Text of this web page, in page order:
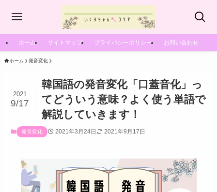
ホーム サイトマップ プライバシーポリシー お問い合わせ
ホーム 発音変化
韓国語の発音変化「口蓋音化」っ
てどういう意味？よく使う単語で
解説していきます！
2021
9/17
発音変化 2021年3月24日 2021年9月17日